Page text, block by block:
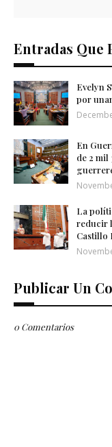
Entradas Que
Evelyn
por
En
de 2 mil
La
reducir
Castillo
Publicar Un
0 Comentarios